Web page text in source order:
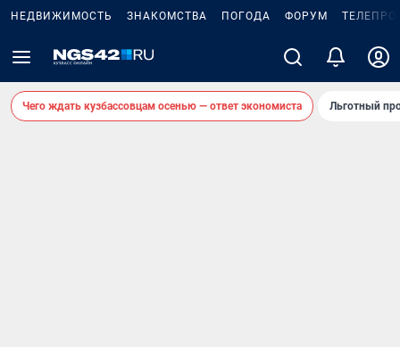
НЕДВИЖИМОСТЬ ЗНАКОМСТВА ПОГОДА ФОРУМ
Чего ждать кузбассовцам осенью — ответ экономиста Льготный